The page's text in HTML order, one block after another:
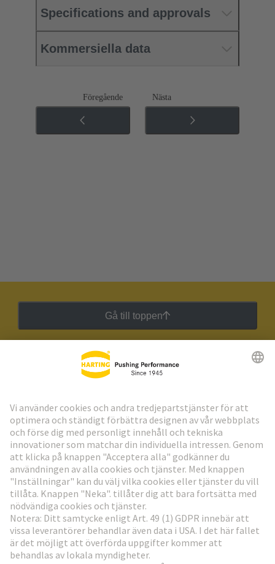
Specifications and approvals
Kommersiella data
Föregående Nästa
Gå till toppen
HARTING:s nyhetsbrev
Gå till registrering
Social Media